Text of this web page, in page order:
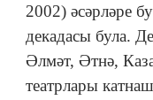
2002) әсәрләре
декадасы була.
Әлмәт, Әтнә,
театрлары